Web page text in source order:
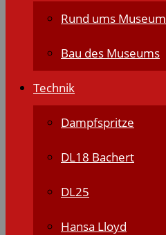
Rund ums Museum
Bau des Museums
Technik
Dampfspritze
DL18 Bachert
DL25
Hansa Lloyd